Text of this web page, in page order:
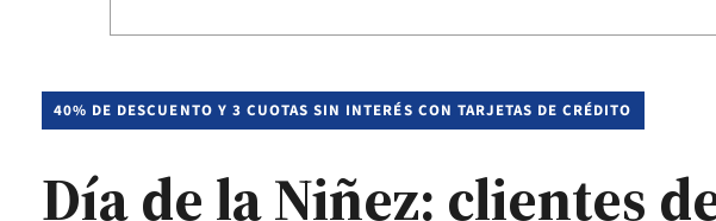
40% DE DESCUENTO Y 3 CUOTAS SIN INTERÉS CON TARJETAS DE CRÉDITO
Día de la Niñez: clientes